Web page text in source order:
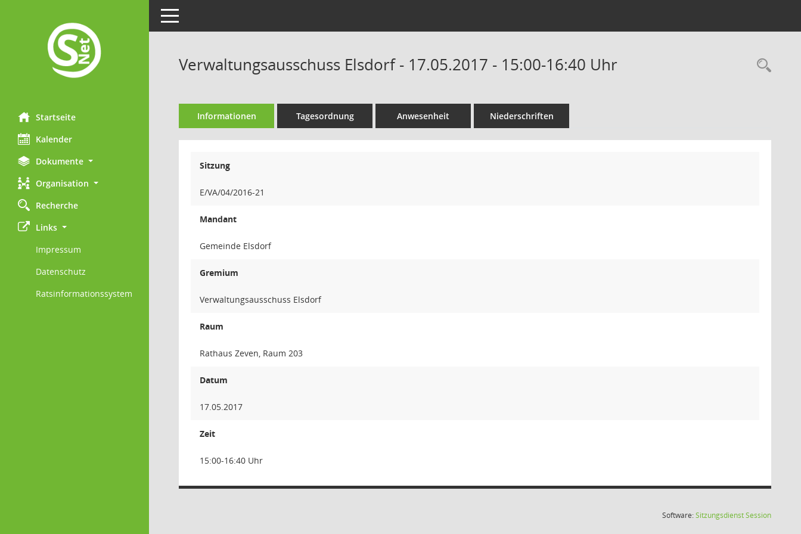
Startseite
Kalender
Dokumente
Organisation
Recherche
Links
Impressum
Datenschutz
Ratsinformationssystem
Toggle navigation
Verwaltungsausschuss Elsdorf - 17.05.2017 - 15:00-16:40 Uhr
Informationen Tagesordnung Anwesenheit Niederschriften
Sitzung
E/VA/04/2016-21
Mandant
Gemeinde Elsdorf
Gremium
Verwaltungsausschuss Elsdorf
Raum
Rathaus Zeven, Raum 203
Datum
17.05.2017
Zeit
15:00-16:40 Uhr
Software:SitzungsdienstSession(Wird in